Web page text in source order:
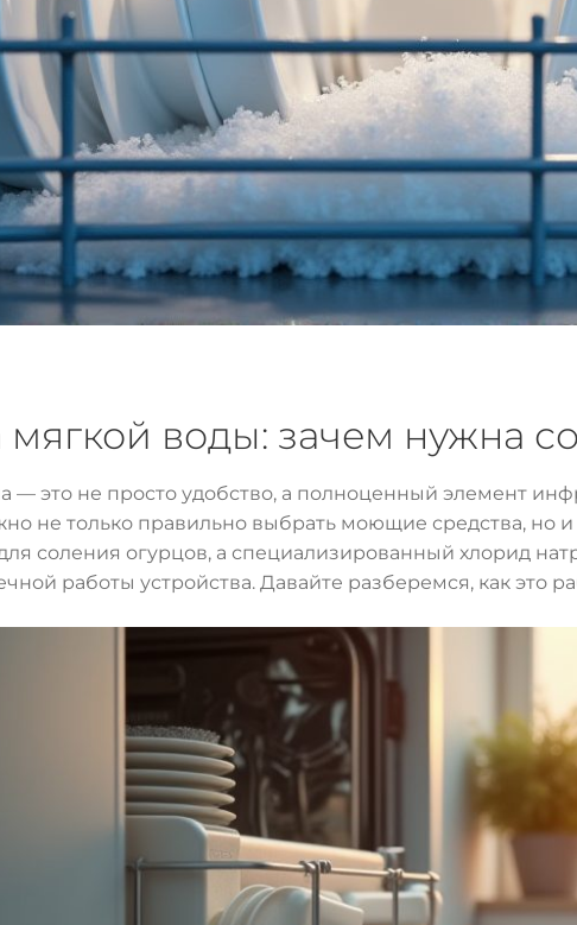
мягкой воды: зачем нужна
это не просто удобство, а полноценный элемент
не только правильно выбрать моющие средства, но
соления огурцов, а специализированный хлорид
работы устройства. Давайте разберемся, как это